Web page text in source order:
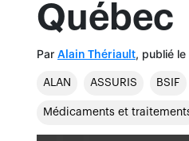
Québec
Par Alain Thériault, publié
ALAN ASSURIS BSIF
Médicaments et